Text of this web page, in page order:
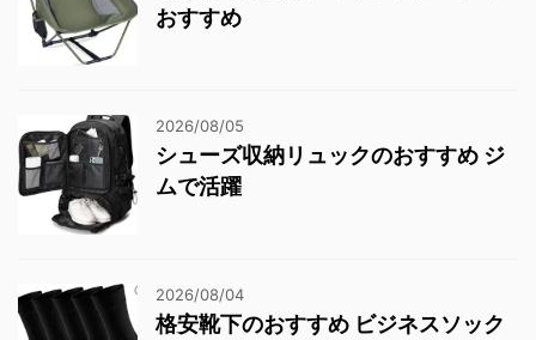
おすすめ
2026/08/05
シューズ収納リュックのおすすめ ジ
ムで活躍
2026/08/04
格安靴下のおすすめ ビジネスソック